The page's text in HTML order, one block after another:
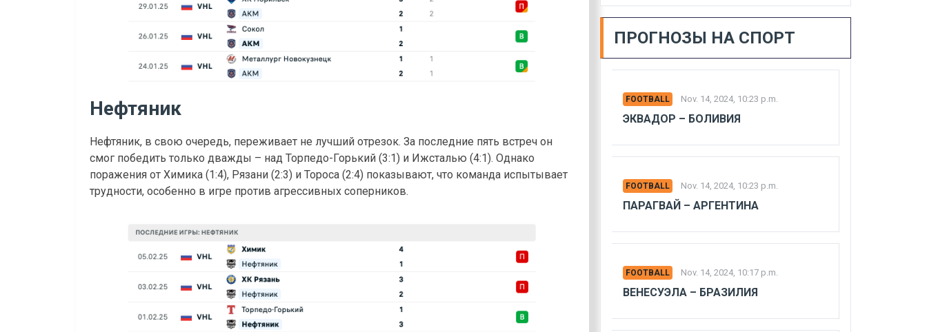
Нефтяник
Нефтяник, в свою очередь, переживает не лучший отрезок. За последние пять встреч он
смог победить только дважды – над Торпедо-Горький (3:1) и Ижсталью (4:1). Однако
поражения от Химика (1:4), Рязани (2:3) и Тороса (2:4) показывают, что команда испытывает
трудности, особенно в игре против агрессивных соперников.
ПРОГНОЗЫ НА СПОРТ
FOOTBALL Nov. 14, 2024, 10:23 p.m.
ЭКВАДОР – БОЛИВИЯ
FOOTBALL Nov. 14, 2024, 10:23 p.m.
ПАРАГВАЙ – АРГЕНТИНА
FOOTBALL Nov. 14, 2024, 10:17 p.m.
ВЕНЕСУЭЛА – БРАЗИЛИЯ